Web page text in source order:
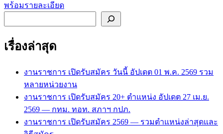
พร้อมรายละเอียด
เรื่องล่าสุด
งานราชการ เปิดรับสมัคร วันนี้ อัปเดต 01 พ.ค. 2569 รวม
หลายหน่วยงาน
งานราชการ เปิดรับสมัคร 20+ ตำแหน่ง อัปเดต 27 เม.ย.
2569 — กทม. ทอท. สภาฯ กปภ.
งานราชการ เปิดรับสมัคร 2569 — รวมตำแหน่งล่าสุดและ